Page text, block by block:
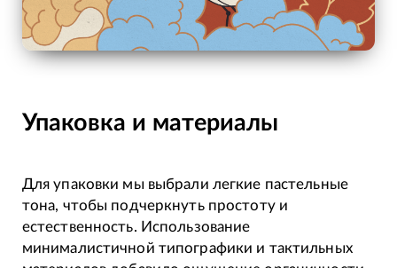
Упаковка и материалы
Для упаковки мы выбрали легкие пастельные
тона, чтобы подчеркнуть простоту и
естественность. Использование
минималистичной типографики и тактильных